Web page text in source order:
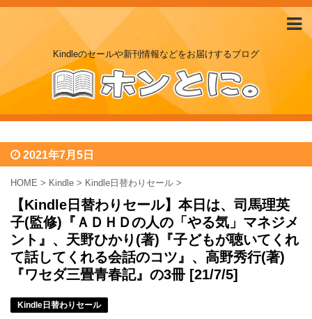
Kindleのセールや新刊情報などをお届けするブログ
2021年7月5日
HOME > Kindle > Kindle日替わりセール >
【Kindle日替わりセール】本日は、司馬理英
子(監修)『ＡＤＨＤの人の「やる気」マネジメ
ント』、天野ひかり(著)『子どもが聴いてくれ
て話してくれる会話のコツ』、高野秀行(著)
『ワセダ三畳青春記』の3冊 [21/7/5]
Kindle日替わりセール